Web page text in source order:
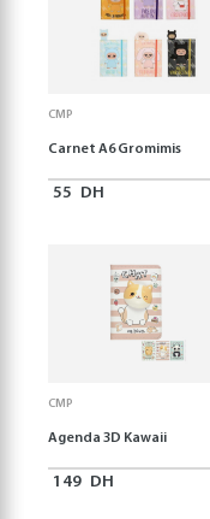
CMP
Carnet A6 Gromimis
55 DH
CMP
Agenda 3D Kawaii
149 DH